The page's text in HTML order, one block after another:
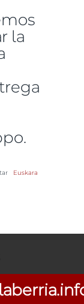
la
investigación del
Euskara